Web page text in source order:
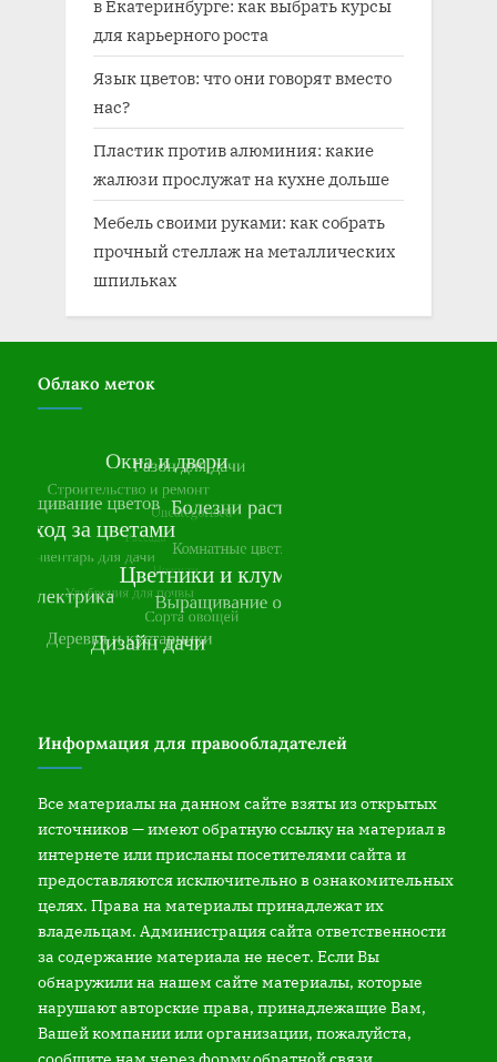
в Екатеринбурге: как выбрать курсы
для карьерного роста
Язык цветов: что они говорят вместо
нас?
Пластик против алюминия: какие
жалюзи прослужат на кухне дольше
Мебель своими руками: как собрать
прочный стеллаж на металлических
шпильках
Облако меток
Информация для правообладателей
Все материалы на данном сайте взяты из открытых
источников — имеют обратную ссылку на материал в
интернете или присланы посетителями сайта и
предоставляются исключительно в ознакомительных
целях. Права на материалы принадлежат их
владельцам. Администрация сайта ответственности
за содержание материала не несет. Если Вы
обнаружили на нашем сайте материалы, которые
нарушают авторские права, принадлежащие Вам,
Вашей компании или организации, пожалуйста,